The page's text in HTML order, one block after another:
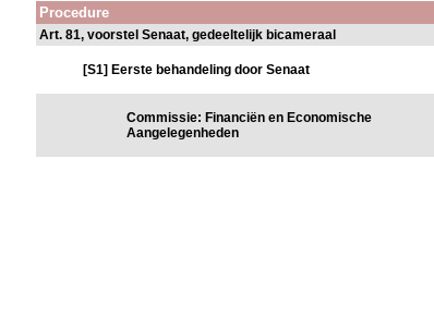
Procedure
Art. 81, voorstel Senaat, gedeeltelijk bicameraal
[S1] Eerste behandeling door Senaat
Commissie: Financiën en Economische
Aangelegenheden